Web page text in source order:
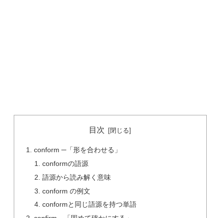
目次
conform ─「形を合わせる」
conformの語源
語源から読み解く意味
conform の例文
conformと同じ語源を持つ単語